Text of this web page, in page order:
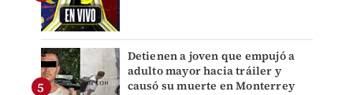
Detienen a joven que empujó a
adulto mayor hacia tráiler y
causó su muerte en Monterrey